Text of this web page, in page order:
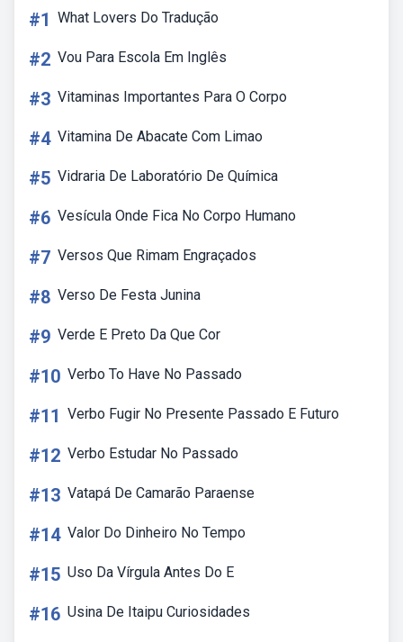
#1 What Lovers Do Tradução
#2 Vou Para Escola Em Inglês
#3 Vitaminas Importantes Para O Corpo
#4 Vitamina De Abacate Com Limao
#5 Vidraria De Laboratório De Química
#6 Vesícula Onde Fica No Corpo Humano
#7 Versos Que Rimam Engraçados
#8 Verso De Festa Junina
#9 Verde E Preto Da Que Cor
#10 Verbo To Have No Passado
#11 Verbo Fugir No Presente Passado E Futuro
#12 Verbo Estudar No Passado
#13 Vatapá De Camarão Paraense
#14 Valor Do Dinheiro No Tempo
#15 Uso Da Vírgula Antes Do E
#16 Usina De Itaipu Curiosidades